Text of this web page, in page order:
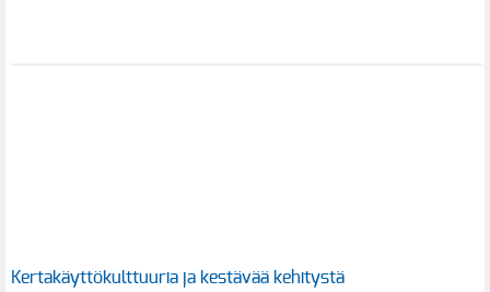
Kertakäyttökulttuuria ja kestävää kehitystä